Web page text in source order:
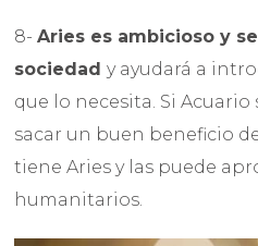
8-Aries es ambicioso y
sociedady ayudará a
que lo necesita. Si Acuario
sacar un buen beneficio
tiene Aries y las puede
humanitarios.